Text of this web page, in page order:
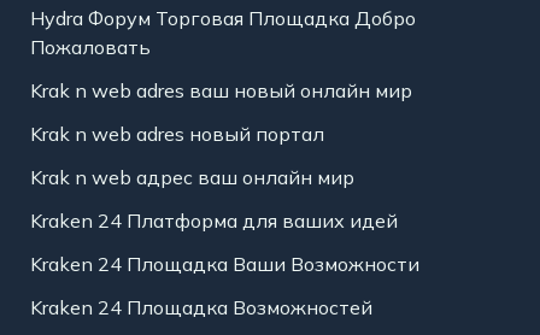
Hydra Форум Торговая Площадка Добро
Пожаловать
Krak n web adres ваш новый онлайн мир
Krak n web adres новый портал
Krak n web адрес ваш онлайн мир
Kraken 24 Платформа для ваших идей
Kraken 24 Площадка Ваши Возможности
Kraken 24 Площадка Возможностей